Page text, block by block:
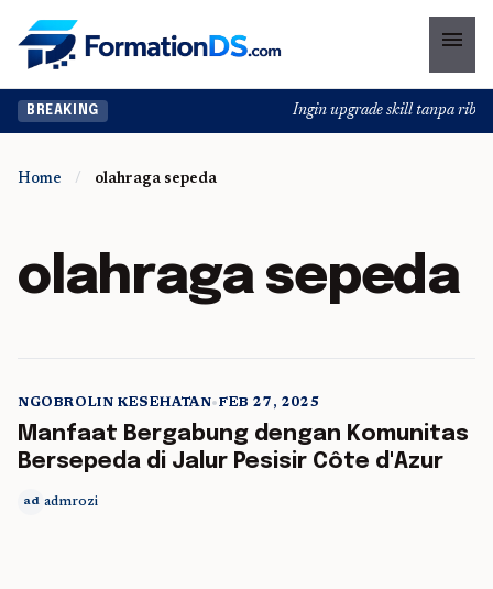
menu
BREAKING Ingin upgrade skill tanpa
Home / olahraga sepeda
olahraga sepeda
5 min read
NGOBROLIN KESEHATAN•FEB 27, 2025
Manfaat Bergabung dengan Komunitas
Bersepeda di Jalur Pesisir Côte d'Azur
ad admrozi